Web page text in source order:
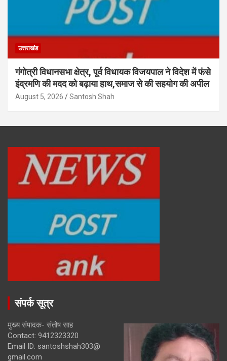
उत्तराखंड
गंगोत्री विधानसभा क्षेत्र, पूर्व विधायक विजयपाल ने विदेश में फंसे
इंद्रमणि की मदद को बढ़ाया हाथ,समाज से की सहयोग की अपील
August 5, 2026 Santosh Shah
संपर्क सूत्र
मुख्य संपादक- संतोष साह
Contact: 9412323320
Email ID: santoshshah303@
gmail.com